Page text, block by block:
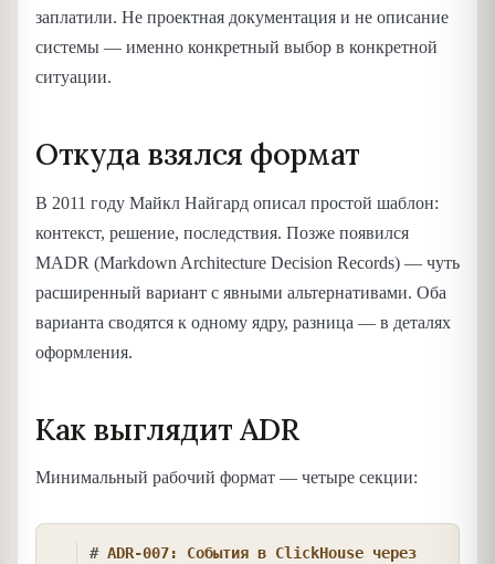
заплатили. Не проектная документация и не описание
системы — именно конкретный выбор в конкретной
ситуации.
Откуда взялся формат
В 2011 году Майкл Найгард описал простой шаблон:
контекст, решение, последствия. Позже появился
MADR (Markdown Architecture Decision Records) — чуть
расширенный вариант с явными альтернативами. Оба
варианта сводятся к одному ядру, разница — в деталях
оформления.
Как выглядит ADR
Минимальный рабочий формат — четыре секции:
# ADR-007: События в ClickHouse через